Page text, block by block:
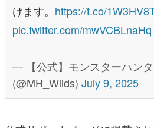
けます。 https://t.co/
pic.twitter.com/mwVCBLnaHq
— 【公式】モンスターハン
(@MH_Wilds) July 9, 2025